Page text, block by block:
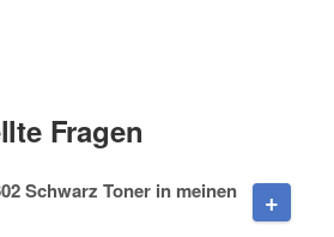
Fragen
Schwarz Toner in meinen